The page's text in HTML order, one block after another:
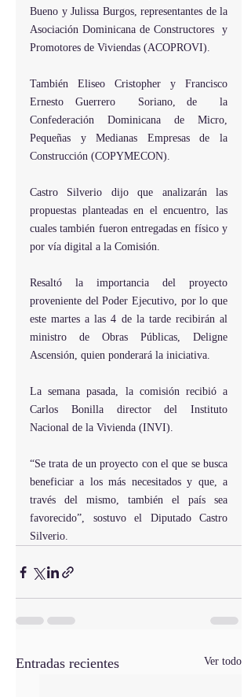
Bueno y Julissa Burgos, representantes de la
Asociación Dominicana de Constructores  y
Promotores de Viviendas (ACOPROVI).
También Eliseo Cristopher y Francisco
Ernesto Guerrero  Soriano, de  la
Confederación Dominicana de Micro,
Pequeñas y Medianas Empresas de la
Construcción (COPYMECON).
Castro Silverio dijo que analizarán las
propuestas planteadas en el encuentro, las
cuales también fueron entregadas en físico y
por vía digital a la Comisión.
Resaltó la importancia del proyecto
proveniente del Poder Ejecutivo, por lo que
este martes a las 4 de la tarde recibirán al
ministro de Obras Públicas, Deligne
Ascensión, quien ponderará la iniciativa.
La semana pasada, la comisión recibió a
Carlos Bonilla director del Instituto
Nacional de la Vivienda (INVI).
“Se trata de un proyecto con el que se busca
beneficiar a los más necesitados y que, a
través del mismo, también el país sea
favorecido”, sostuvo el Diputado Castro
Silverio.
Entradas recientes Ver todo